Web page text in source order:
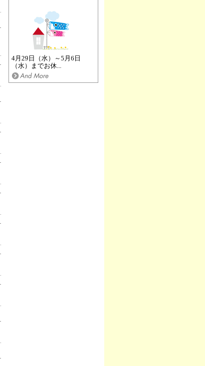
4月29日（水）～5月6日
（水）までお休...